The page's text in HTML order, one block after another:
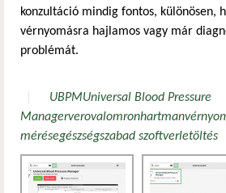
konzultáció mindig fontos, különösen,
vérnyomásra hajlamos vagy már
problémát.
UBPMUniversal Blood Pressure
Managerverovalomronhartman
mérésegészségszabad szoftverletöltés